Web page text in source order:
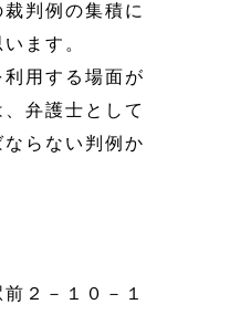
判例の集積に
ます。
用する場面が
弁護士として
らない判例か
２－１０－１